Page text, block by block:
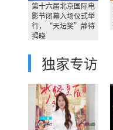
第十六届北京国际电
影节闭幕入场仪式举
行，“天坛奖”静待
揭晓
独家专访